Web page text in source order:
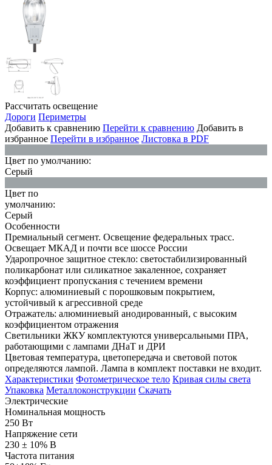
Рассчитать освещение
Дороги Периметры
Добавить к сравнению Перейти к сравнению Добавить в
избранное Перейти в избранное Листовка в PDF
Цвет по умолчанию:
Серый
Цвет по
умолчанию:
Серый
Особенности
Премиальный сегмент. Освещение федеральных трасс.
Освещает МКАД и почти все шоссе России
Ударопрочное защитное стекло: светостабилизированный
поликарбонат или силикатное закаленное, сохраняет
коэффициент пропускания с течением времени
Корпус: алюминиевый с порошковым покрытием,
устойчивый к агрессивной среде
Отражатель: алюминиевый анодированный, с высоким
коэффициентом отражения
Светильники ЖКУ комплектуются универсальными ПРА,
работающими с лампами ДНаТ и ДРИ
Цветовая температура, цветопередача и световой поток
определяются лампой. Лампа в комплект поставки не входит.
Характеристики Фотометрическое тело Кривая силы света
Упаковка Металлоконструкции Скачать
Электрические
Номинальная мощность
250 Вт
Напряжение сети
230 ± 10% В
Частота питания